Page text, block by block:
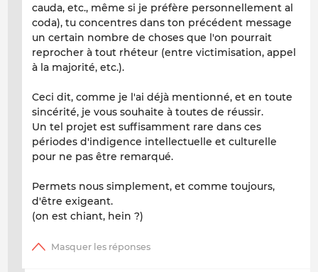
cauda, etc., même si je préfère personnellement al
coda), tu concentres dans ton précédent message
un certain nombre de choses que l'on pourrait
reprocher à tout rhéteur (entre victimisation, appel
à la majorité, etc.).
Ceci dit, comme je l'ai déjà mentionné, et en toute
sincérité, je vous souhaite à toutes de réussir.
Un tel projet est suffisamment rare dans ces
périodes d'indigence intellectuelle et culturelle
pour ne pas être remarqué.
Permets nous simplement, et comme toujours,
d'être exigeant.
(on est chiant, hein ?)